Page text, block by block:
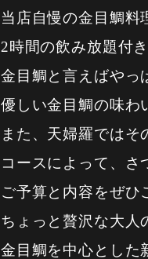
当店自慢の金目鯛料
2時間の飲み放題付
金目鯛と言えばやっ
優しい金目鯛の味わ
また、天婦羅ではそ
コースによって、さ
ご予算と内容をぜひ
ちょっと贅沢な大人
金目鯛を中心とした